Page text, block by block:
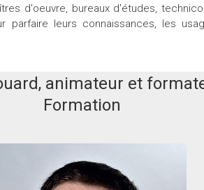
d'oeuvre, bureaux d'études,
parfaire leurs connaissances, les
animateur et
Formation